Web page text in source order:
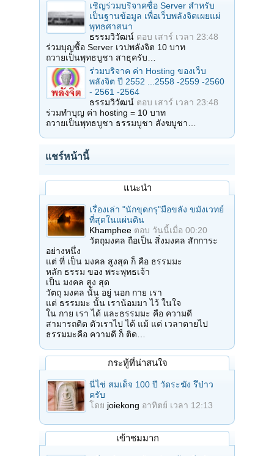
เชิญร่วมบริจาคซื้อ Server สำหรับ
เป็นฐานข้อมูล เพื่อเว็บพลังจิตเผยแผ่
พุทธศาสนา
ธรรมวิวัฒน์ ตอบ เสาร์ เวลา 23:48
ร่วมบุญซื้อ Server เวปพลังจิต 10 บาท
ถวายเป็นพุทธบูชา สาธุครับ…
ร่วมบริจาค ค่า Hosting ของเว็บ
พลังจิต ปี 2552 ...2558 -2559 -2560
- 2561 -2564
ธรรมวิวัฒน์ ตอบ เสาร์ เวลา 23:48
ร่วมทำบุญ ค่า hosting = 10 บาท
ถวายเป็นพุทธบูชา ธรรมบูชา สังฆบูชา…
แชร์หน้านี้
แนะนำ
เรื่องเล่า "นักขุดกรุ"มือขลัง ขมังเวทย์
ที่สุดในแผ่นดิน
Khamphee ตอบ วันนี้เมื่อ 00:20
วัตถุมงคล ถือเป็น สิ่งมงคล สักการะ
อย่างหนึ่ง
แต่ ที่ เป็น มงคล สูงสุด ก็ คือ ธรรมมะ
หลัก ธรรม ของ พระพุทธเจ้า
เป็น มงคล สูง สุด
วัตถุ มงคล นั้น อยู่ นอก กาย เรา
แต่ ธรรมมะ นั้น เราน้อมมา ไว้ ในใจ
ใน กาย เรา ได้ และธรรมมะ คือ ความดี
สามารถติด ตัวเราไป ได้ แม้ แต่ เวลาตายไป
ธรรมมะคือ ความดี ก็ ติด…
กระทู้ที่น่าสนใจ
นี่ไช่ สมเด็จ 100 ปี วัดระฆัง รึป่าว
ครับ
โดย joiekong อาทิตย์ เวลา 12:13
เข้าชมมาก